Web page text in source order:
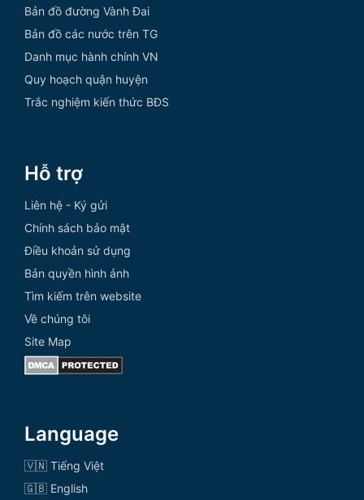
Bản đồ đường Vành Đai
Bản đồ các nước trên TG
Danh mục hành chính VN
Quy hoạch quận huyện
Trắc nghiệm kiến thức BĐS
Hỗ trợ
Liên hệ - Ký gửi
Chính sách bảo mật
Điều khoản sử dụng
Bản quyền hình ảnh
Tìm kiếm trên website
Về chúng tôi
Site Map
Language
🇻🇳 Tiếng Việt
🇬🇧 English